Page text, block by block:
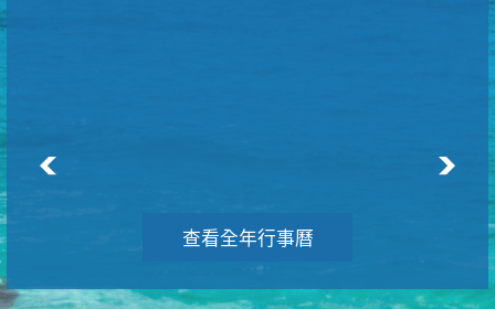
查看全年行事曆